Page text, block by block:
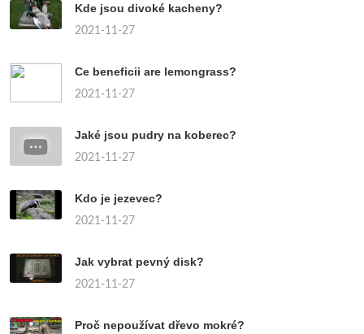
Kde jsou divoké kacheny?
2021-11-27
Ce beneficii are lemongrass?
2021-11-27
Jaké jsou pudry na koberec?
2021-11-27
Kdo je jezevec?
2021-11-27
Jak vybrat pevný disk?
2021-11-27
Proč nepoužívat dřevo mokré?